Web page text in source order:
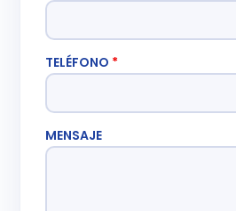
TELÉFONO *
MENSAJE